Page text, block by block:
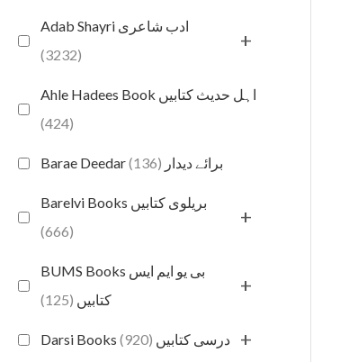
Adab Shayri ادب شاعری
(3232)
+
Ahle Hadees Book اہل حدیث کتابیں
(424)
Barae Deedar برائے دیدار (136)
Barelvi Books بریلوی کتابیں
(666)
+
BUMS Books بی یو ایم ایس
کتابیں (125)
+
Darsi Books درسی کتابیں (920) +